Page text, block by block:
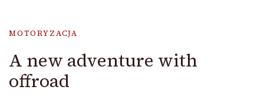
MOTORYZACJA
A new adventure with
offroad